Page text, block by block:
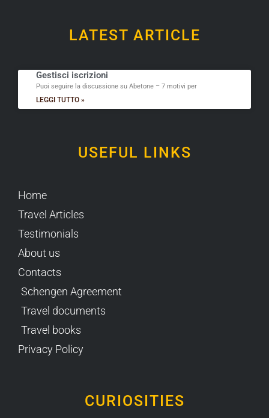
LATEST ARTICLE
Gestisci iscrizioni
Puoi seguire la discussione su Abetone – 7 motivi per
LEGGI TUTTO »
USEFUL LINKS
Home
Travel Articles
Testimonials
About us
Contacts
Schengen Agreement
Travel documents
Travel books
Privacy Policy
CURIOSITIES